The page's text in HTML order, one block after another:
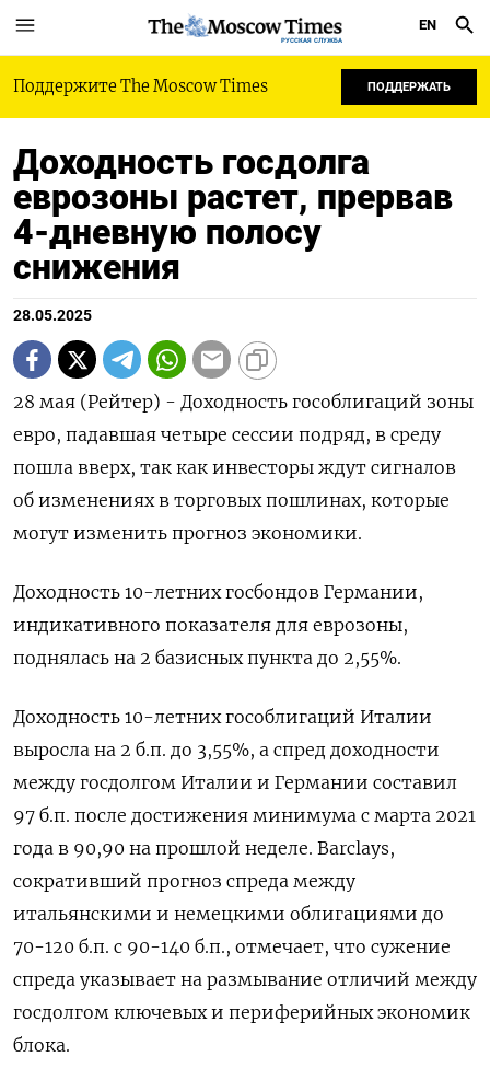
РУССКАЯ СЛУЖБА
EN
Поддержите The Moscow Times ПОДДЕРЖАТЬ
Доходность госдолга
еврозоны растет, прервав
4-дневную полосу
снижения
28.05.2025
28 мая (Рейтер) - Доходность гособлигаций зоны
евро, падавшая четыре сессии подряд, в среду
пошла вверх, так как инвесторы ждут сигналов
об изменениях в торговых пошлинах, которые
могут изменить прогноз экономики.
Доходность 10-летних госбондов Германии,
индикативного показателя для еврозоны,
поднялась на 2 базисных пункта до 2,55%.
Доходность 10-летних гособлигаций Италии
выросла на 2 б.п. до 3,55%, а спред доходности
между госдолгом Италии и Германии составил
97 б.п. после достижения минимума с марта 2021
года в 90,90 на прошлой неделе. Barclays,
сокративший прогноз спреда между
итальянскими и немецкими облигациями до
70-120 б.п. с 90-140 б.п., отмечает, что сужение
спреда указывает на размывание отличий между
госдолгом ключевых и периферийных экономик
блока.